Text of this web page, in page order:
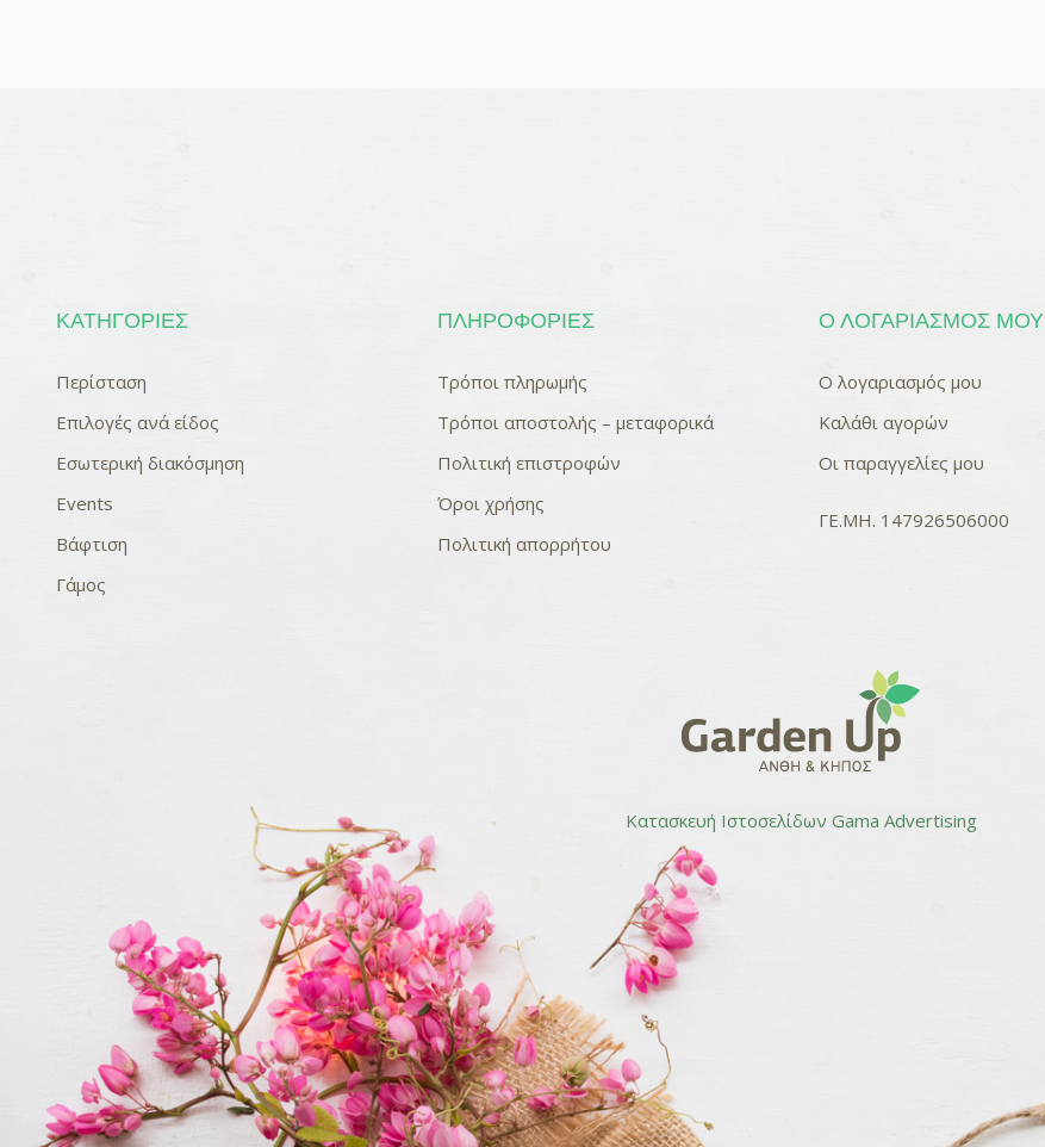
ΚΑΤΗΓΟΡΊΕΣ
Περίσταση
Επιλογές ανά είδος
Εσωτερική διακόσμηση
Events
Βάφτιση
Γάμος
ΠΛΗΡΟΦΟΡΊΕΣ
Τρόποι πληρωμής
Τρόποι αποστολής – μεταφορικά
Πολιτική επιστροφών
Όροι χρήσης
Πολιτική απορρήτου
Ο ΛΟΓΑΡΙΑΣΜΌΣ ΜΟΥ
Ο λογαριασμός μου
Καλάθι αγορών
Οι παραγγελίες μου
ΓΕ.ΜΗ. 147926506000
Κατασκευή Ιστοσελίδων Gama Advertising